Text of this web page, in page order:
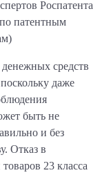
Роспатента
патентным
средств
даже
быть не
и без
Отказ в
23 класса